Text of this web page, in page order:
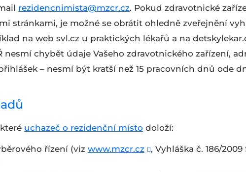
rezidencnimista@mzcr.cz. Pokud zdravotnické
stránkami, je možné se obrátit ohledně zveřejnění
na web svl.cz u praktických lékařů a na
nesmí chybět údaje Vašeho zdravotnického zařízení,
– nesmí být kratší než 15 pracovních dnů ode
uchazeč o rezidenční místo doloží:
řízení (viz www.mzcr.cz , Vyhláška č. 186/2009